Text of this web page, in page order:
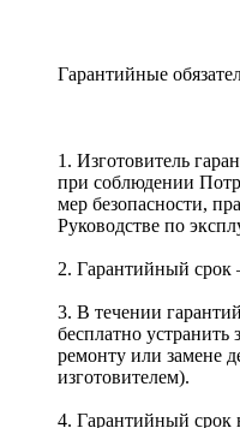
Гарантийные
1. Изготовитель
при соблюдении
мер безопасности,
Руководстве по
2. Гарантийный
3. В течении
бесплатно
ремонту или замене
изготовителем).
4. Гарантийный срок